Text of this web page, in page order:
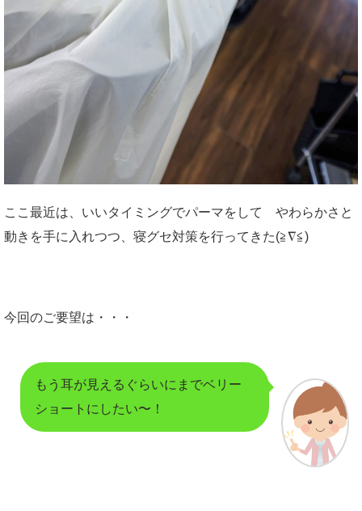
ここ最近は、いいタイミングでパーマをして やわらかさと
動きを手に入れつつ、寝グセ対策を行ってきた(≧∇≦)
今回のご要望は・・・
もう耳が見えるぐらいにまでベリー
ショートにしたい〜！